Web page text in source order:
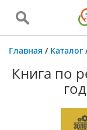
Главная / Каталог
Книга по